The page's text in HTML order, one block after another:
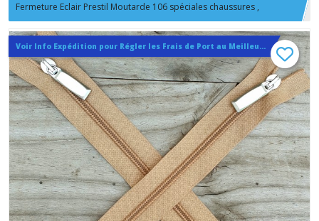
Fermeture Eclair Prestil Moutarde 106 spéciales chaussures ,
Glissiere Nylon Numero 6 sur Mesure maxi 25 cm
Voir Info Expédition pour Régler les Frais de Port au Meilleur Prix , En haut d'ecran à Droite